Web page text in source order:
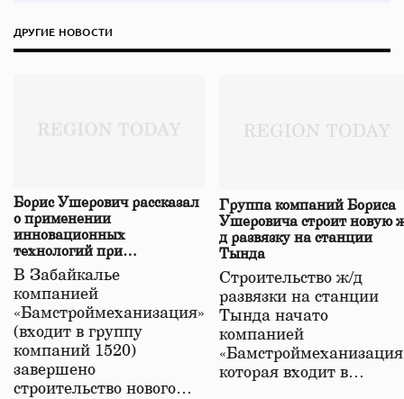
ДРУГИЕ НОВОСТИ
Борис Ушерович рассказал
о применении
инновационных
технологий при
строительстве нового моста
в Забайкалье
В Забайкалье
компанией
«Бамстроймеханизация»
(входит в группу
компаний 1520)
завершено
строительство нового…
Группа компаний Бориса
Ушеровича строит новую
д развязку на станции
Тында
Строительство ж/д
развязки на станции
Тында начато
компанией
которая входит в…